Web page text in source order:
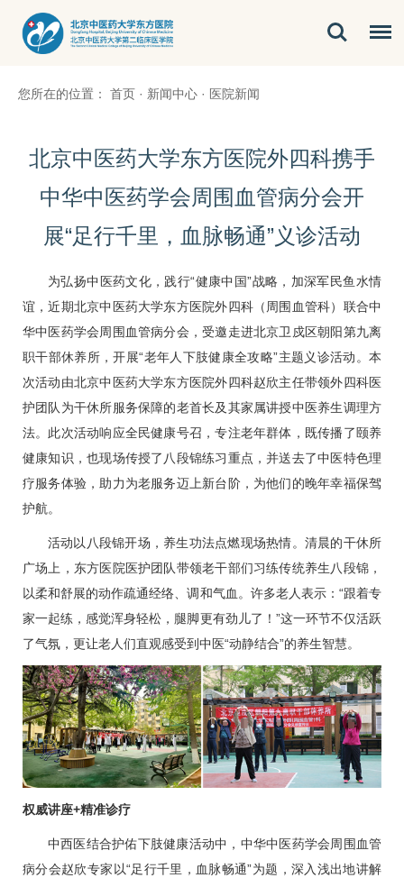
您所在的位置： 首页 · 新闻中心 · 医院新闻
北京中医药大学东方医院外四科携手
中华中医药学会周围血管病分会开
展“足行千里，血脉畅通”义诊活动
为弘扬中医药文化，践行“健康中国”战略，加深军民鱼水情
谊，近期北京中医药大学东方医院外四科（周围血管科） 联合中
华中医药学会周围血管病分会，受邀走进北京卫戍区朝阳第九离
职干部休养所，开展“老年人下肢健康全攻略”主题义诊活动。本
次活动由北京中医药大学东方医院外四科赵欣主任带领外四科医
护团队为干休所服务保障的老首长及其家属讲授中医养生调理方
法。此次活动响应全民健康号召，专注老年群体，既传播了颐养
健康知识，也现场传授了八段锦练习重点，并送去了中医特色理
疗服务体验，助力为老服务迈上新台阶，为他们的晚年幸福保驾
护航。
活动以八段锦开场，养生功法点燃现场热情。清晨的干休所
广场上，东方医院医护团队带领老干部们习练传统养生八段锦，
以柔和舒展的动作疏通经络、调和气血。许多老人表示：“跟着专
家一起练，感觉浑身轻松，腿脚更有劲儿了！”这一环节不仅活跃
了气氛，更让老人们直观感受到中医“动静结合”的养生智慧。
权威讲座+精准诊疗
中西医结合护佑下肢健康活动中，中华中医药学会周围血管
病分会赵欣专家以“足行千里，血脉畅通”为题，深入浅出地讲解